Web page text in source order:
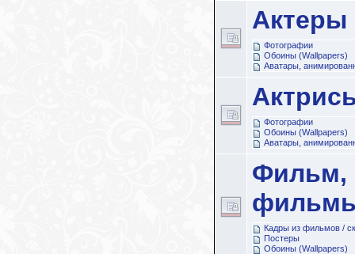
Актеры
Фотографии
Обоины (Wallpapers)
Аватары,
Фотографии
Обоины (Wallpapers)
Аватары,
Фильм,
Кадры из фильмов /
Постеры
Обоины (Wallpapers)